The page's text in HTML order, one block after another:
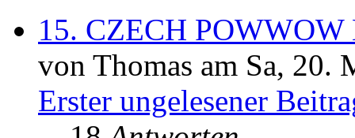
15. CZECH POWWOW
von Thomas am Sa, 20.
Erster ungelesener